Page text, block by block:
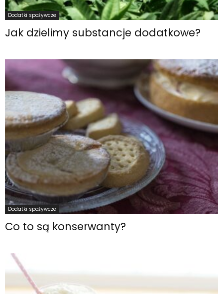
Dodatki spożywcze
Jak dzielimy substancje dodatkowe?
Dodatki spożywcze
Co to są konserwanty?